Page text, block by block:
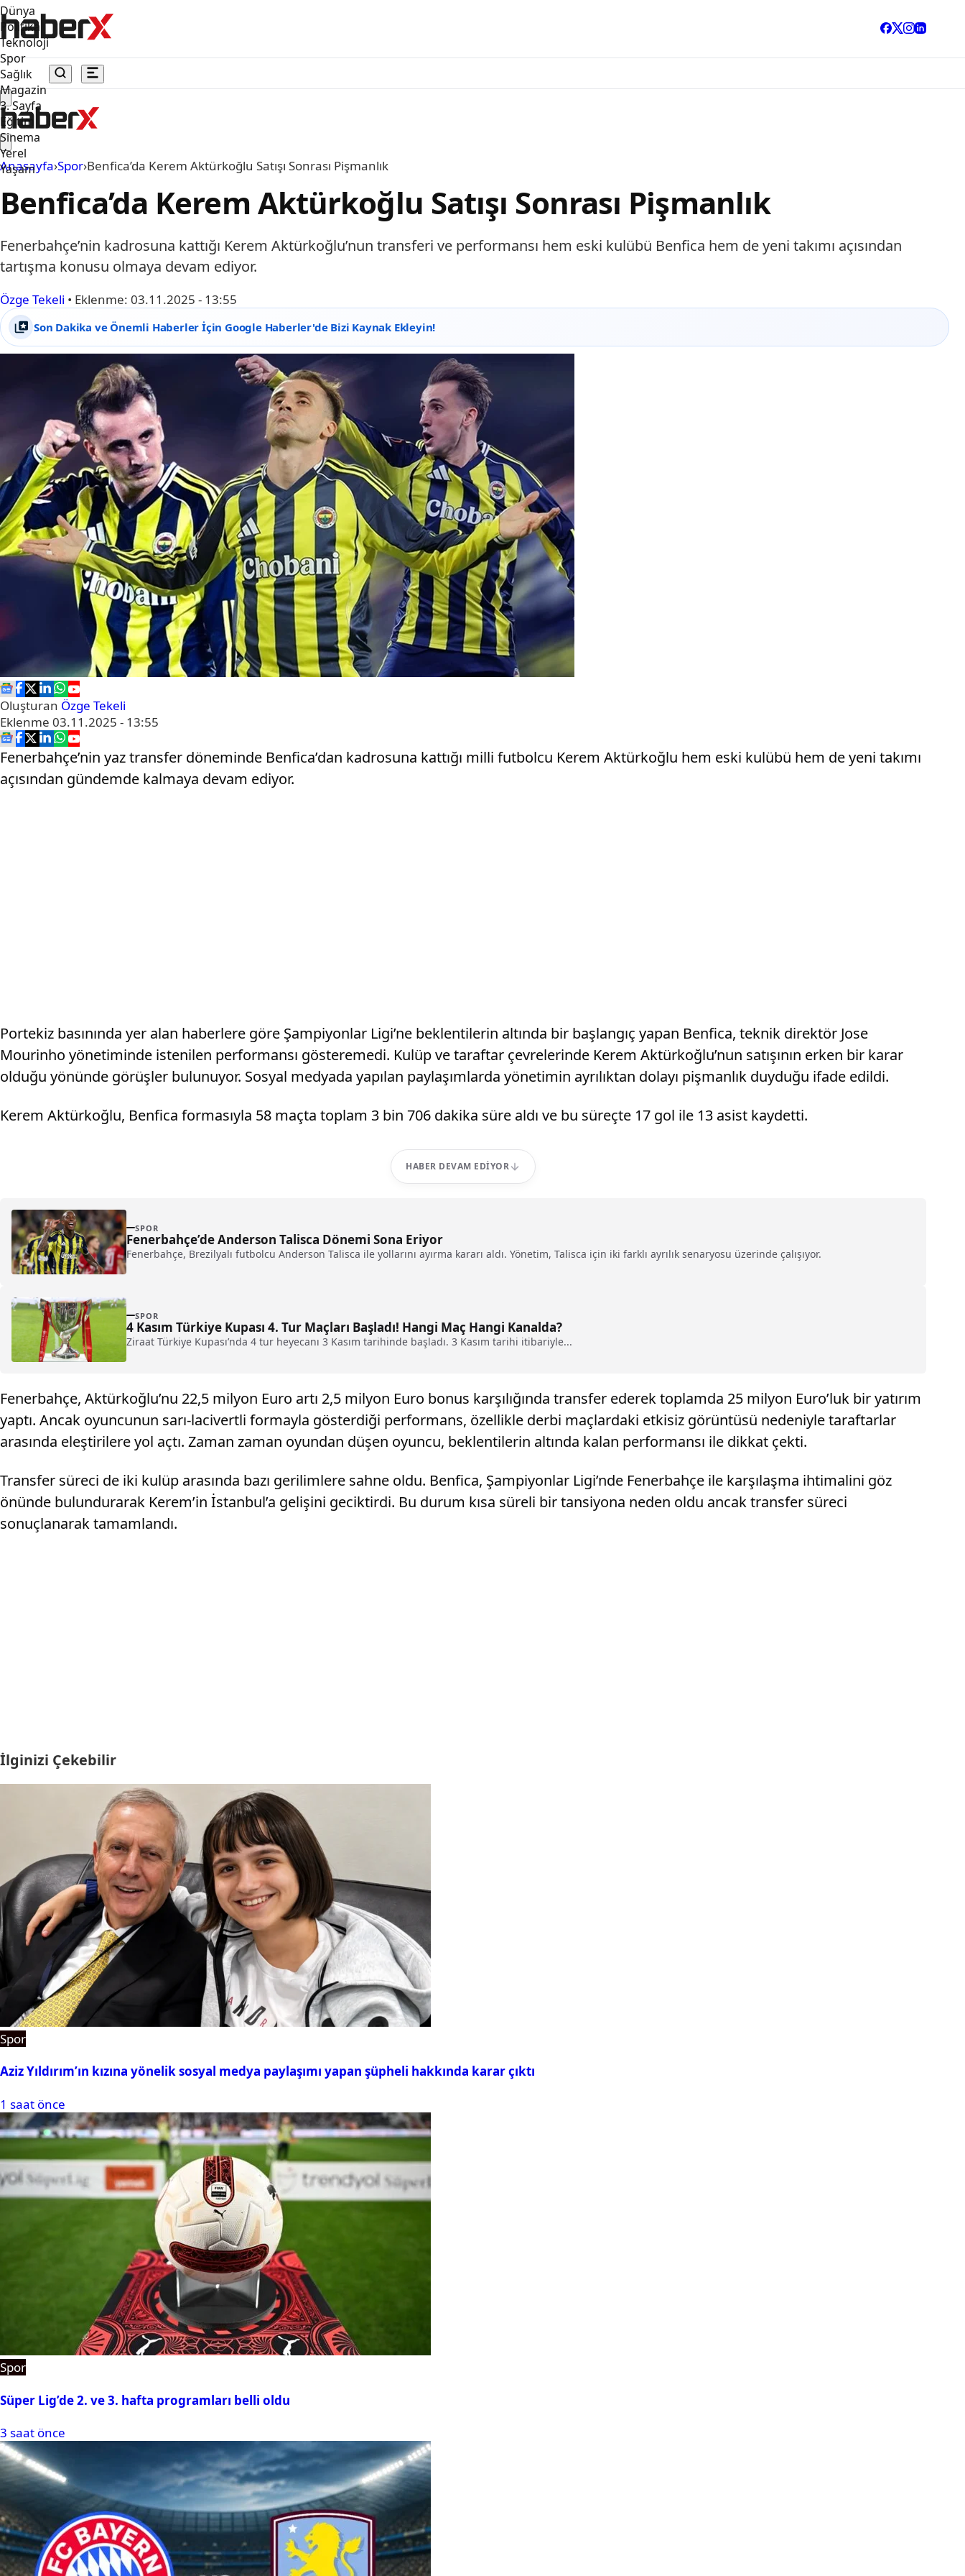
Dünya
Politika
Teknoloji
Spor
Sağlık
Magazin
3. Sayfa
Eğitim
Sinema
Yerel
Yaşam
Anasayfa›Spor›Benfica’da Kerem Aktürkoğlu Satışı Sonrası Pişmanlık
Benfica’da Kerem Aktürkoğlu Satışı Sonrası Pişmanlık
Fenerbahçe’nin kadrosuna kattığı Kerem Aktürkoğlu’nun transferi ve performansı hem eski kulübü Benfica hem de yeni takımı açısından
tartışma konusu olmaya devam ediyor.
Özge Tekeli • Eklenme: 03.11.2025 - 13:55
Son Dakika ve Önemli Haberler İçin Google Haberler'de Bizi Kaynak Ekleyin!
Oluşturan Özge Tekeli
Eklenme 03.11.2025 - 13:55
Fenerbahçe’nin yaz transfer döneminde Benfica’dan kadrosuna kattığı milli futbolcu Kerem Aktürkoğlu hem eski kulübü hem de yeni takımı
açısından gündemde kalmaya devam ediyor.
Portekiz basınında yer alan haberlere göre Şampiyonlar Ligi’ne beklentilerin altında bir başlangıç yapan Benfica, teknik direktör Jose
Mourinho yönetiminde istenilen performansı gösteremedi. Kulüp ve taraftar çevrelerinde Kerem Aktürkoğlu’nun satışının erken bir karar
olduğu yönünde görüşler bulunuyor. Sosyal medyada yapılan paylaşımlarda yönetimin ayrılıktan dolayı pişmanlık duyduğu ifade edildi.
Kerem Aktürkoğlu, Benfica formasıyla 58 maçta toplam 3 bin 706 dakika süre aldı ve bu süreçte 17 gol ile 13 asist kaydetti.
HABER DEVAM EDIYOR
SPOR
Fenerbahçe’de Anderson Talisca Dönemi Sona Eriyor
Fenerbahçe, Brezilyalı futbolcu Anderson Talisca ile yollarını ayırma kararı aldı. Yönetim, Talisca için iki farklı ayrılık senaryosu üzerinde çalışıyor.
SPOR
4 Kasım Türkiye Kupası 4. Tur Maçları Başladı! Hangi Maç Hangi Kanalda?
Ziraat Türkiye Kupası’nda 4 tur heyecanı 3 Kasım tarihinde başladı. 3 Kasım tarihi itibariyle...
Fenerbahçe, Aktürkoğlu’nu 22,5 milyon Euro artı 2,5 milyon Euro bonus karşılığında transfer ederek toplamda 25 milyon Euro’luk bir yatırım
yaptı. Ancak oyuncunun sarı-lacivertli formayla gösterdiği performans, özellikle derbi maçlardaki etkisiz görüntüsü nedeniyle taraftarlar
arasında eleştirilere yol açtı. Zaman zaman oyundan düşen oyuncu, beklentilerin altında kalan performansı ile dikkat çekti.
Transfer süreci de iki kulüp arasında bazı gerilimlere sahne oldu. Benfica, Şampiyonlar Ligi’nde Fenerbahçe ile karşılaşma ihtimalini göz
önünde bulundurarak Kerem’in İstanbul’a gelişini geciktirdi. Bu durum kısa süreli bir tansiyona neden oldu ancak transfer süreci
sonuçlanarak tamamlandı.
İlginizi Çekebilir
Spor
Aziz Yıldırım’ın kızına yönelik sosyal medya paylaşımı yapan şüpheli hakkında karar çıktı
1 saat önce
Spor
Süper Lig’de 2. ve 3. hafta programları belli oldu
3 saat önce